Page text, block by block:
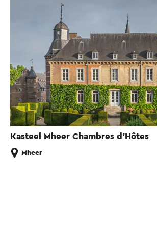
Kasteel Mheer Chambres d’Hôtes
Mheer